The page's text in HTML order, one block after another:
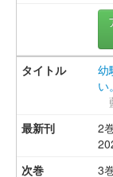
幼
い
2
3